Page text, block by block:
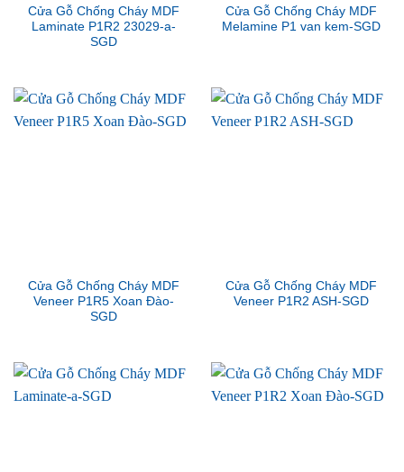
Cửa Gỗ Chống Cháy MDF
Laminate P1R2 23029-a-
SGD
Cửa Gỗ Chống Cháy MDF
Melamine P1 van kem-SGD
Cửa Gỗ Chống Cháy MDF
Veneer P1R5 Xoan Đào-
SGD
Cửa Gỗ Chống Cháy MDF
Veneer P1R2 ASH-SGD